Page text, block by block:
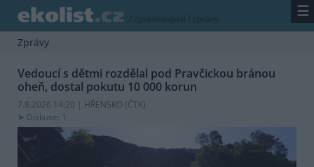
/ zpravodajství / zprávy ☰
Zprávy
Vedoucí s dětmi rozdělal pod Pravčickou bránou
oheň, dostal pokutu 10 000 korun
7.8.2026 14:20 | HŘENSKO (ČTK)
Diskuse: 1